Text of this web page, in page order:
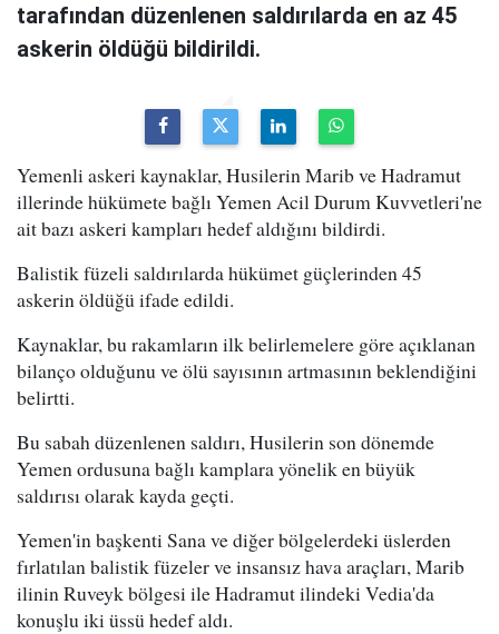
tarafından düzenlenen saldırılarda en az 45
askerin öldüğü bildirildi.
Yemenli askeri kaynaklar, Husilerin Marib ve Hadramut
illerinde hükümete bağlı Yemen Acil Durum Kuvvetleri'ne
ait bazı askeri kampları hedef aldığını bildirdi.
Balistik füzeli saldırılarda hükümet güçlerinden 45
askerin öldüğü ifade edildi.
Kaynaklar, bu rakamların ilk belirlemelere göre açıklanan
bilanço olduğunu ve ölü sayısının artmasının beklendiğini
belirtti.
Bu sabah düzenlenen saldırı, Husilerin son dönemde
Yemen ordusuna bağlı kamplara yönelik en büyük
saldırısı olarak kayda geçti.
Yemen'in başkenti Sana ve diğer bölgelerdeki üslerden
fırlatılan balistik füzeler ve insansız hava araçları, Marib
ilinin Ruveyk bölgesi ile Hadramut ilindeki Vedia'da
konuşlu iki üssü hedef aldı.